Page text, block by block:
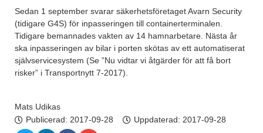
Sedan 1 september svarar säkerhetsföretaget Avarn Security
(tidigare G4S) för inpasseringen till containerterminalen.
Tidigare bemannades vakten av 14 hamnarbetare. Nästa år
ska inpasseringen av bilar i porten skötas av ett automatiserat
självservicesystem (Se ”Nu vidtar vi åtgärder för att få bort
risker” i Transportnytt 7-2017).
Mats Udikas
Publicerad: 2017-09-28 Uppdaterad: 2017-09-28